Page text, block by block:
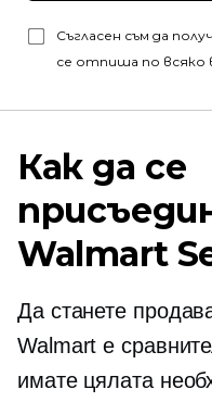
Съгласен съм да
се отпиша по всяко
Как да се
Walmart
Да станете
Walmart е
имате цялата